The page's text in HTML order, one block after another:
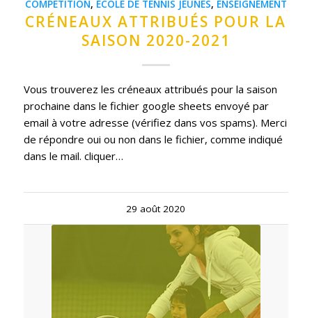
COMPÉTITION, ECOLE DE TENNIS JEUNES, ENSEIGNEMENT
CRÉNEAUX ATTRIBUÉS POUR LA
SAISON 2020-2021
Vous trouverez les créneaux attribués pour la saison
prochaine dans le fichier google sheets envoyé par
email à votre adresse (vérifiez dans vos spams). Merci
de répondre oui ou non dans le fichier, comme indiqué
dans le mail. cliquer…
29 août 2020